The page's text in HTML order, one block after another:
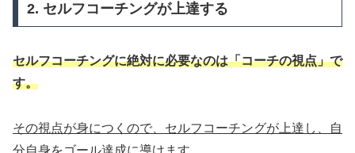
2. セルフコーチングが上達する
セルフコーチングに絶対に必要なのは「コーチの視点」で
す。
その視点が身につくので、セルフコーチングが上達し、自